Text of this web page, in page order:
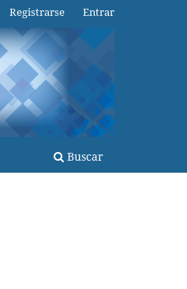
Buscar
Registrarse Entrar